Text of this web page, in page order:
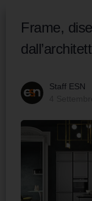
Frame,
Staff ESN